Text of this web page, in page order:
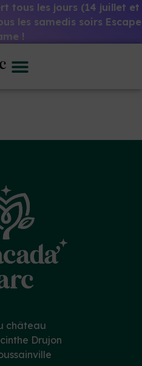
tous les jours (14 juillet et
les samedis soirs Escape
!
château
Drujon